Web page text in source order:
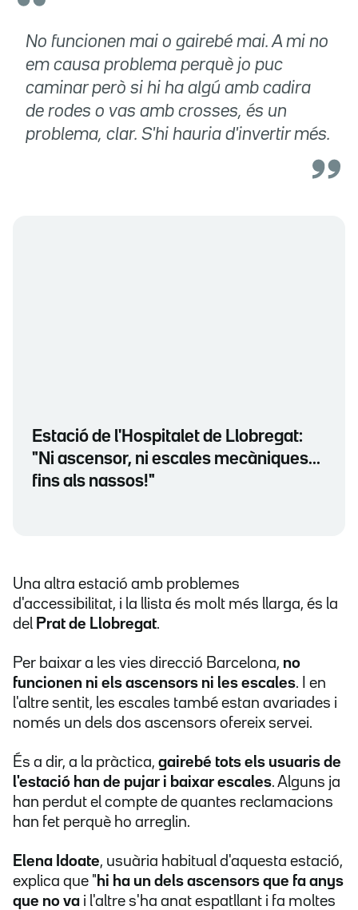
No funcionen mai o gairebé mai. A mi no
em causa problema perquè jo puc
caminar però si hi ha algú amb cadira
de rodes o vas amb crosses, és un
problema, clar. S'hi hauria d'invertir més.
Estació de l'Hospitalet de Llobregat:
"Ni ascensor, ni escales mecàniques...
fins als nassos!"
Una altra estació amb problemes
d'accessibilitat, i la llista és molt més llarga, és la
del Prat de Llobregat.
Per baixar a les vies direcció Barcelona, no
funcionen ni els ascensors ni les escales. I en
l'altre sentit, les escales també estan avariades i
només un dels dos ascensors ofereix servei.
És a dir, a la pràctica, gairebé tots els usuaris de
l'estació han de pujar i baixar escales. Alguns ja
han perdut el compte de quantes reclamacions
han fet perquè ho arreglin.
Elena Idoate, usuària habitual d'aquesta estació,
explica que " hi ha un dels ascensors que fa anys
que no va i l'altre s'ha anat espatllant i fa moltes